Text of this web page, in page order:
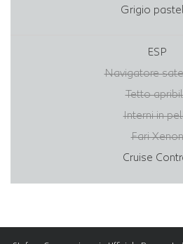
Grigio
ESP
Navigatore
Tetto
Interni in
Fari Xenon
Cruise